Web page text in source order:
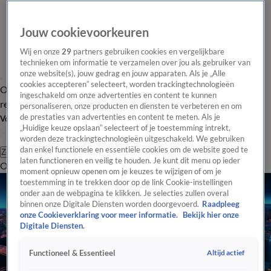
Overzicht Laatste nieuws Regionieuws Het beste van Hart
Tip de
redactie
Volg Hart van Nederland
Zoeken
OverzichtRegioUitzendingenWeerTip de redactiePanelVideo's
Jouw cookievoorkeuren
Wij en onze29 partners gebruiken cookies en vergelijkbare
technieken om informatie te verzamelen over jou als gebruiker van
onze website(s), jouw gedrag en jouw apparaten. Als je „Alle
cookies accepteren” selecteert, worden trackingtechnologieën
ingeschakeld om onze advertenties en content te kunnen
personaliseren, onze producten en diensten te verbeteren en om
de prestaties van advertenties en content te meten. Als je
„Huidige keuze opslaan” selecteert of je toestemming intrekt,
worden deze trackingtechnologieën uitgeschakeld. We gebruiken
dan enkel functionele en essentiële cookies om de website goed te
laten functioneren en veilig te houden. Je kunt dit menu op ieder
moment opnieuw openen om je keuzes te wijzigen of om je
toestemming in te trekken door op de link Cookie-instellingen
onder aan de webpagina te klikken. Je selecties zullen overal
binnen onze Digitale Diensten worden doorgevoerd. Raadpleeg
onze Cookieverklaring voor meer informatie.
Bekijk hier onze
Digitale Diensten.
Functioneel & Essentieel Altijd actief